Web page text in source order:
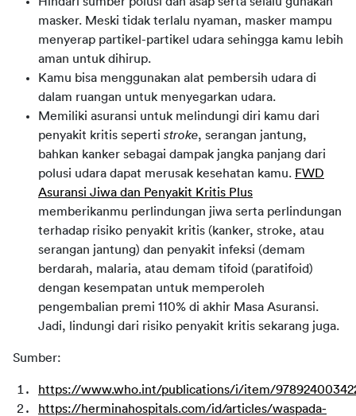
masker. Meski tidak terlalu nyaman, masker mampu
menyerap partikel-partikel udara sehingga kamu lebih
aman untuk dihirup.
Kamu bisa menggunakan alat pembersih udara di
dalam ruangan untuk menyegarkan udara.
Memiliki asuransi untuk melindungi diri kamu dari
penyakit kritis seperti stroke, serangan jantung,
bahkan kanker sebagai dampak jangka panjang dari
polusi udara dapat merusak kesehatan kamu. FWD
Asuransi Jiwa dan Penyakit Kritis Plus
memberikanmu perlindungan jiwa serta perlindungan
terhadap risiko penyakit kritis (kanker, stroke, atau
serangan jantung) dan penyakit infeksi (demam
berdarah, malaria, atau demam tifoid (paratifoid)
dengan kesempatan untuk memperoleh
pengembalian premi 110% di akhir Masa Asuransi.
Jadi, lindungi dari risiko penyakit kritis sekarang juga.
Sumber:
https://www.who.int/publications/i/item/
https://herminahospitals.com/id/articles/waspada-